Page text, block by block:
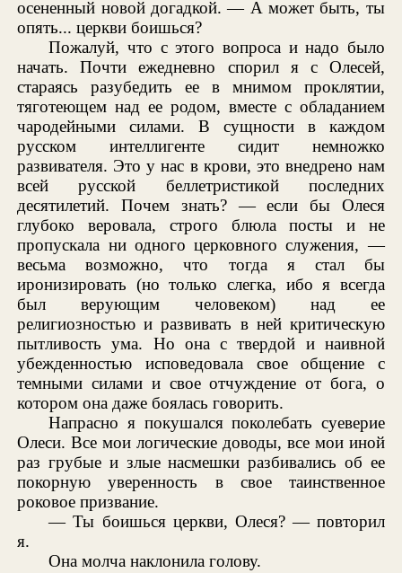
осененный новой догадкой. — А может быть, ты
опять... церкви боишься?
Пожалуй, что с этого вопроса и надо было
начать. Почти ежедневно спорил я с Олесей,
стараясь разубедить ее в мнимом проклятии,
тяготеющем над ее родом, вместе с обладанием
чародейными силами. В сущности в каждом
русском интеллигенте сидит немножко
развивателя. Это у нас в крови, это внедрено нам
всей русской беллетристикой последних
десятилетий. Почем знать? — если бы Олеся
глубоко веровала, строго блюла посты и не
пропускала ни одного церковного служения, —
весьма возможно, что тогда я стал бы
иронизировать (но только слегка, ибо я всегда
был верующим человеком) над ее
религиозностью и развивать в ней критическую
пытливость ума. Но она с твердой и наивной
убежденностью исповедовала свое общение с
темными силами и свое отчуждение от бога, о
котором она даже боялась говорить.
Напрасно я покушался поколебать суеверие
Олеси. Все мои логические доводы, все мои иной
раз грубые и злые насмешки разбивались об ее
покорную уверенность в свое таинственное
роковое призвание.
— Ты боишься церкви, Олеся? — повторил
я.
Она молча наклонила голову.